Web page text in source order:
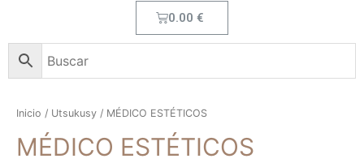
0.00€
Inicio / Utsukusy / MÉDICO ESTÉTICOS
MÉDICO ESTÉTICOS